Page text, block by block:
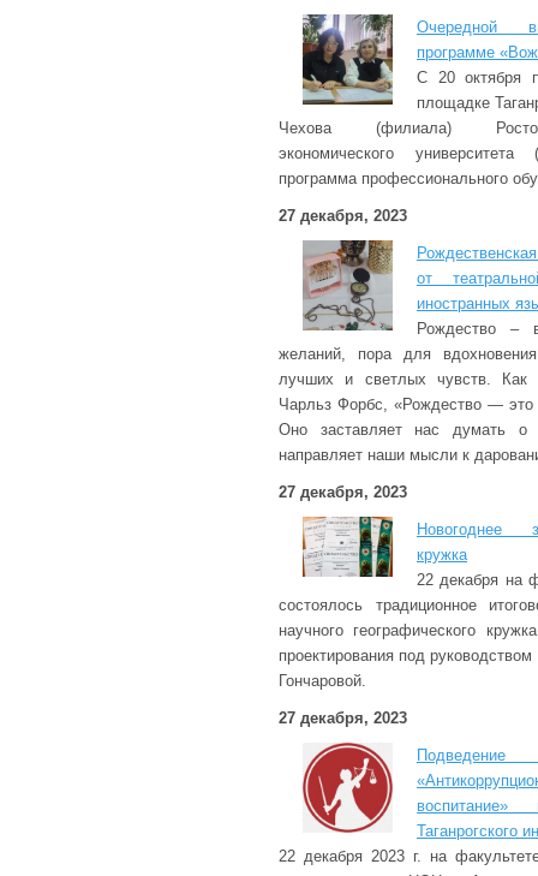
Очередной
программе
С 20 октября
площадке
Чехова (филиала)
экономического
программа профессионального
27 декабря, 2023
от
иностранных
Рождество –
желаний, пора для
лучших и светлых чувств. Как
Чарльз Форбс, «Рождество —
Оно заставляет нас думать
направляет наши мысли к
27 декабря, 2023
Новогоднее
кружка
22 декабря на
состоялось традиционное
научного географического
проектирования под
Гончаровой.
27 декабря, 2023
Таганрогского
22 декабря 2023 г. на